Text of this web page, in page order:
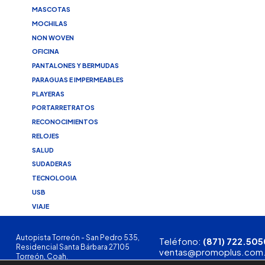
MASCOTAS
MOCHILAS
NON WOVEN
OFICINA
PANTALONES Y BERMUDAS
PARAGUAS E IMPERMEABLES
PLAYERAS
PORTARRETRATOS
RECONOCIMIENTOS
RELOJES
SALUD
SUDADERAS
TECNOLOGIA
USB
VIAJE
Autopista Torreón - San Pedro 535,
Residencial Santa Bárbara 27105
Torreón, Coah.
Teléfono: (871)